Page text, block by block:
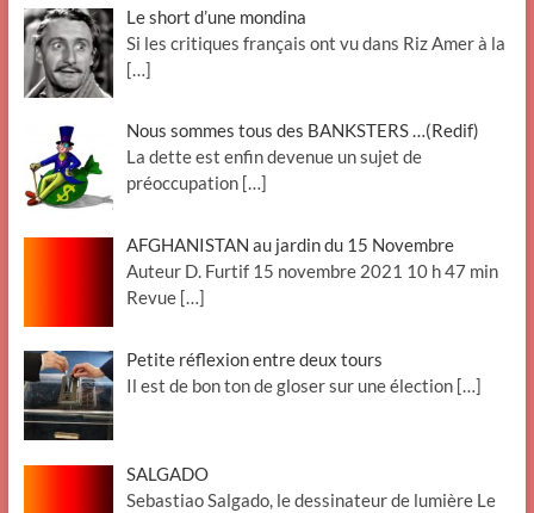
Le short d’une mondina
Si les critiques français ont vu dans Riz Amer à la
[…]
Nous sommes tous des BANKSTERS …(Redif)
La dette est enfin devenue un sujet de
préoccupation […]
AFGHANISTAN au jardin du 15 Novembre
Auteur D. Furtif 15 novembre 2021 10 h 47 min
Revue […]
Petite réflexion entre deux tours
Il est de bon ton de gloser sur une élection […]
SALGADO
Sebastiao Salgado, le dessinateur de lumière Le